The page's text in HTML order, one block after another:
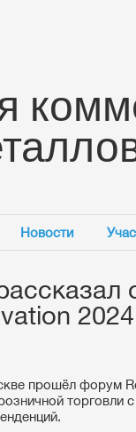
Новости
2024
прошёл форум
торговли